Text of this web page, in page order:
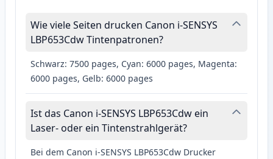
Wie viele Seiten drucken Canon i-SENSYS
LBP653Cdw Tintenpatronen?
Schwarz: 7500 pages, Cyan: 6000 pages, Magenta:
6000 pages, Gelb: 6000 pages
Ist das Canon i-SENSYS LBP653Cdw ein
Laser- oder ein Tintenstrahlgerät?
Bei dem Canon i-SENSYS LBP653Cdw Drucker